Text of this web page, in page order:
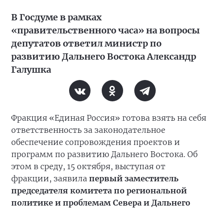
В Госдуме в рамках
«правительственного часа» на вопросы
депутатов ответил министр по
развитию Дальнего Востока Александр
Галушка
Фракция «Единая Россия» готова взять на себя
ответственность за законодательное
обеспечение сопровождения проектов и
программ по развитию Дальнего Востока. Об
этом в среду, 15 октября, выступая от
фракции, заявила первый заместитель
председателя комитета по региональной
политике и проблемам Севера и Дальнего